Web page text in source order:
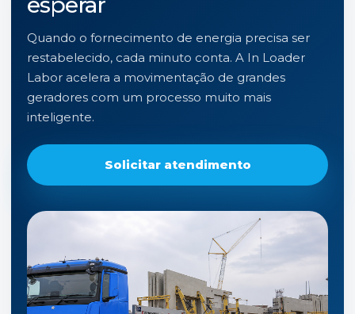
Quando o fornecimento de energia precisa ser
restabelecido, cada minuto conta. A In Loader
Labor acelera a movimentação de grandes
geradores com um processo muito mais
inteligente.
Solicitar atendimento